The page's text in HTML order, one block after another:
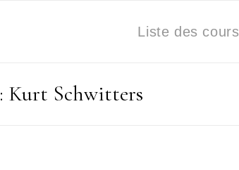
Liste des cours
Kurt Schwitters